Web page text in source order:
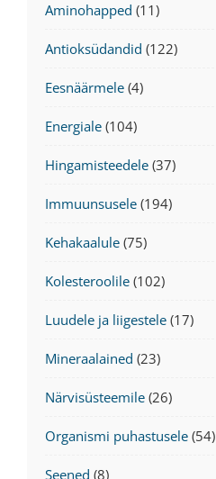
Aminohapped (11)
Antioksüdandid (122)
Eesnäärmele (4)
Energiale (104)
Hingamisteedele (37)
Immuunsusele (194)
Kehakaalule (75)
Kolesteroolile (102)
Luudele ja liigestele (17)
Mineraalained (23)
Närvisüsteemile (26)
Organismi puhastusele (54)
Seened (8)